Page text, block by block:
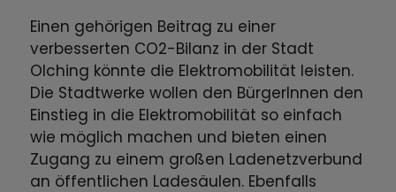
Einen gehörigen Beitrag zu einer
verbesserten CO2-Bilanz in der Stadt
Olching könnte die Elektromobilität leisten.
Die Stadtwerke wollen den BürgerInnen den
Einstieg in die Elektromobilität so einfach
wie möglich machen und bieten einen
Zugang zu einem großen Ladenetzverbund
an öffentlichen Ladesäulen. Ebenfalls